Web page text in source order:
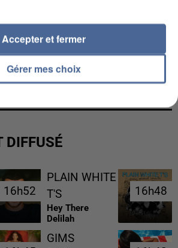
300 000 CLIENTS DÉROBÉES À
UNE...
DIFFUSÉ
16h52
16h52
PLAIN WHITE
T'S
Hey There
Delilah
16h48
16h48
GIMS
Gérer mes choix
Accepter et fermer